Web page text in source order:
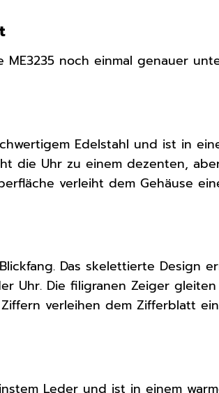
noch einmal genauer
Edelstahl und ist in
die Uhr zu einem dezenten,
verleiht dem Gehäuse
Das skelettierte Design
Uhr. Die filigranen Zeiger
verleihen dem Zifferblatt
Leder und ist in einem